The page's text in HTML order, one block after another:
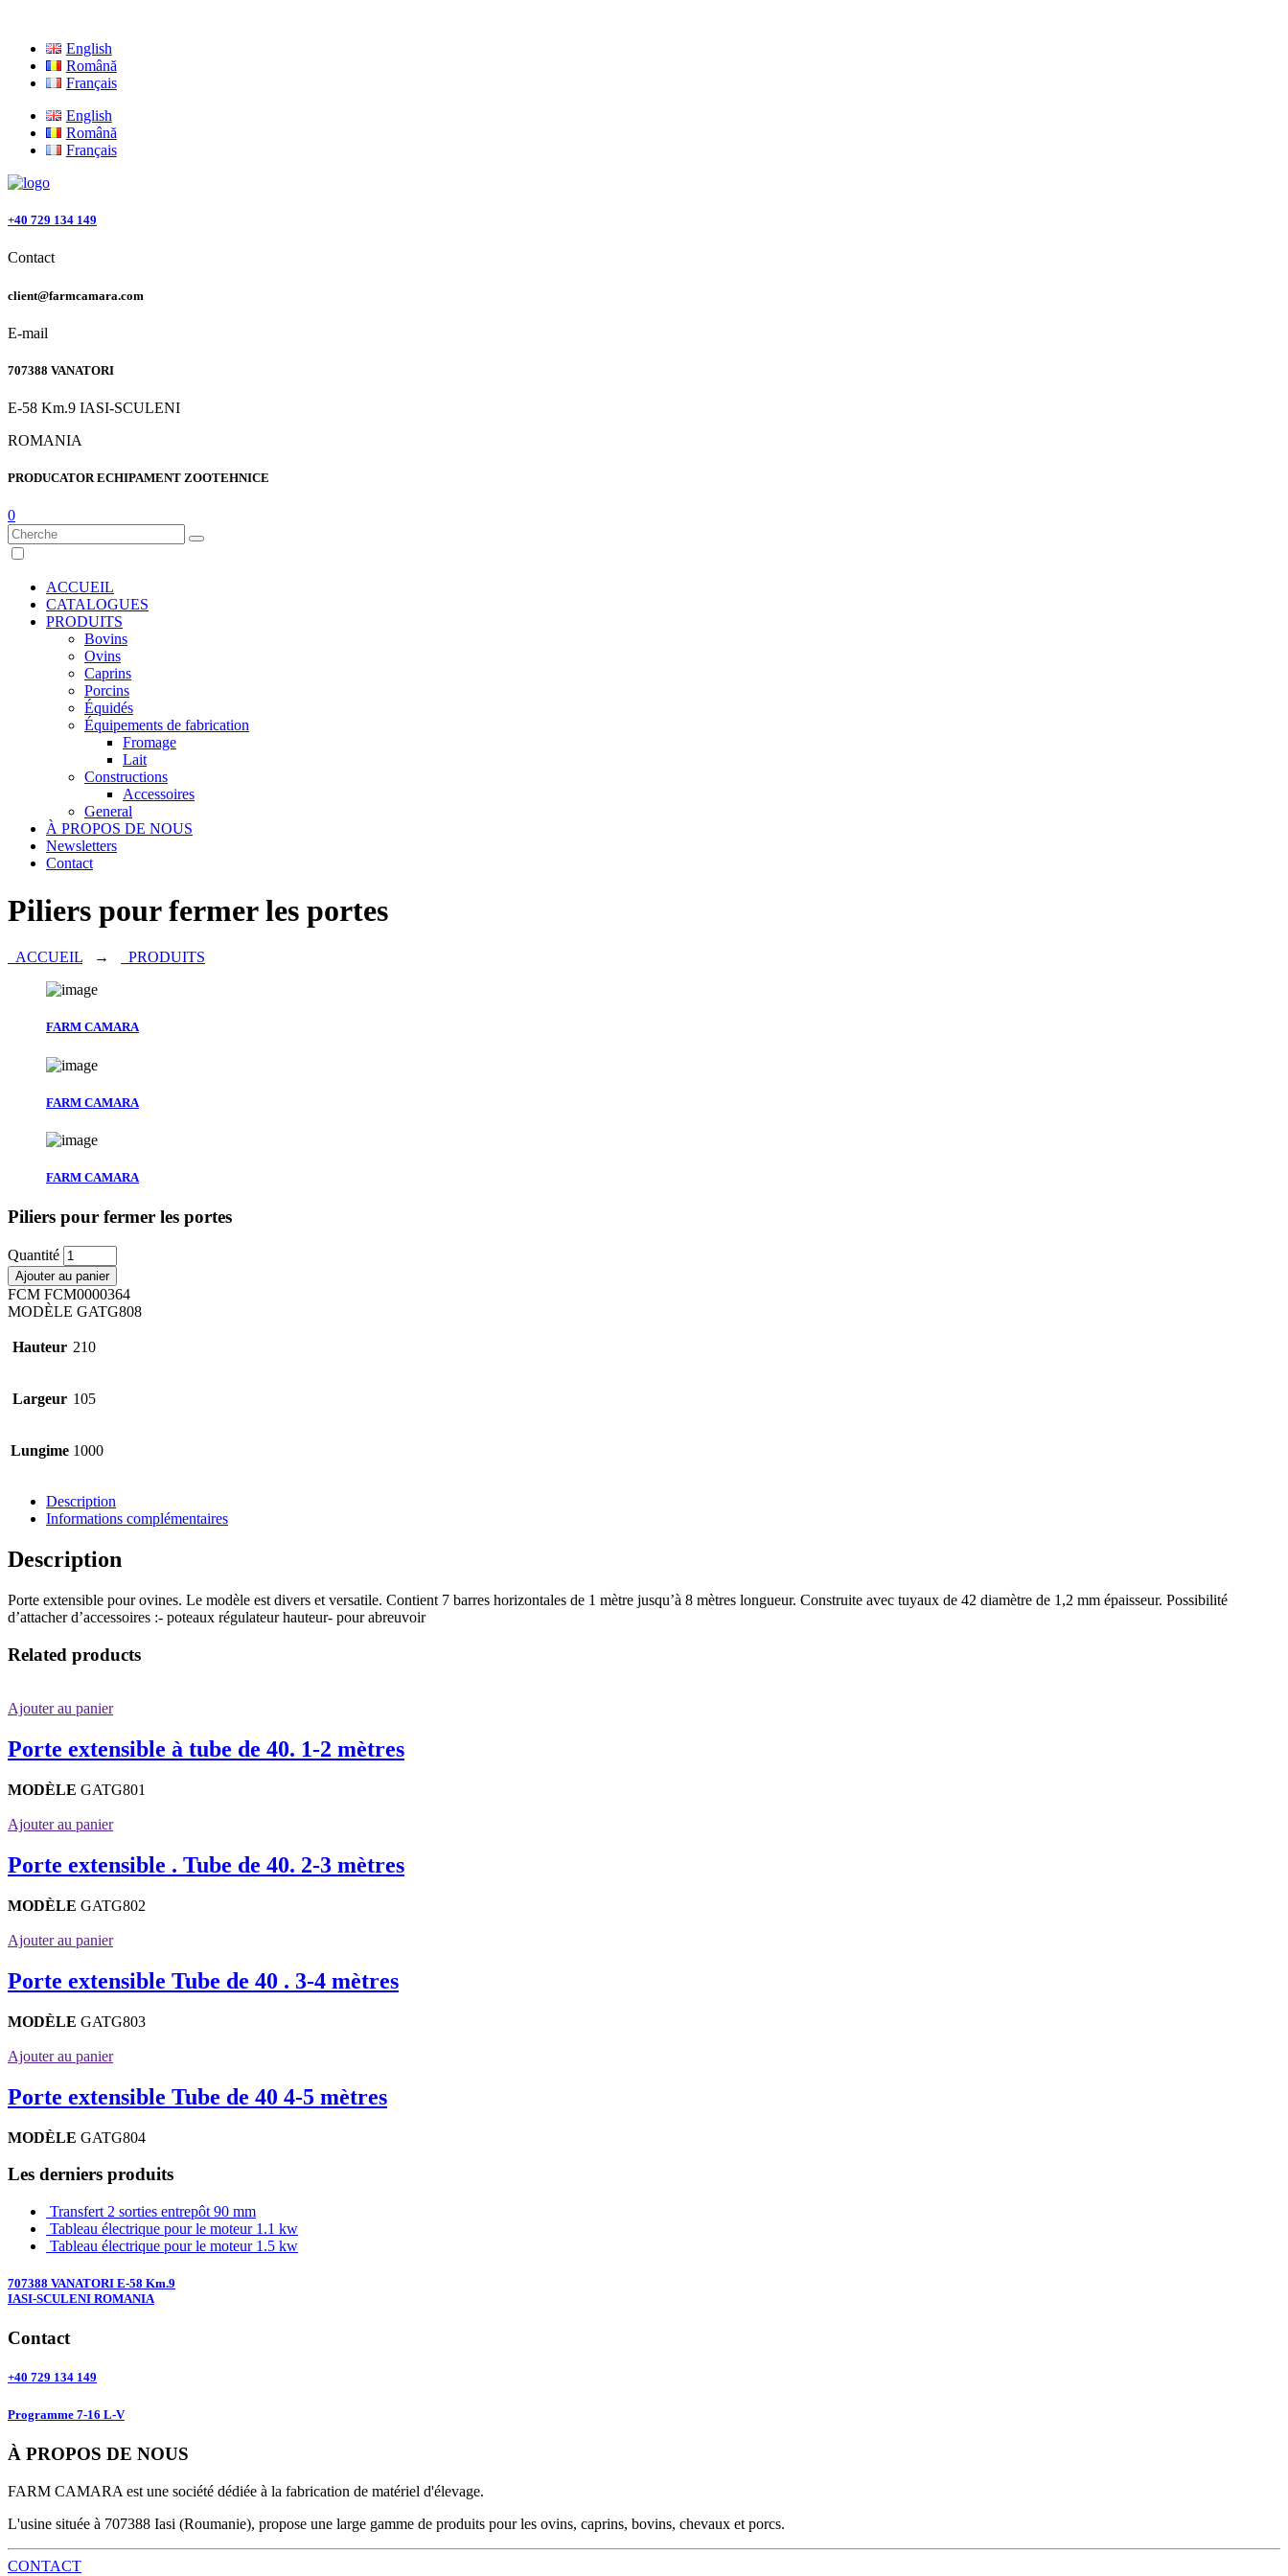
English
Română
Français
English
Română
Français
+40 729 134 149
Contact
client@farmcamara.com
E-mail
707388 VANATORI
E-58 Km.9 IASI-SCULENI
ROMANIA
PRODUCATOR ECHIPAMENT ZOOTEHNICE
0
ACCUEIL
CATALOGUES
PRODUITS
Bovins
Ovins
Caprins
Porcins
Équidés
Équipements de fabrication
Fromage
Lait
Constructions
Accessoires
General
À PROPOS DE NOUS
Newsletters
Contact
Piliers pour fermer les portes
ACCUEIL → PRODUITS
FARM CAMARA
FARM CAMARA
FARM CAMARA
Piliers pour fermer les portes
Quantité
Ajouter au panier
FCM FCM0000364
MODÈLE GATG808
Hauteur 210
Largeur 105
Lungime 1000
Description
Informations complémentaires
Description
Porte extensible pour ovines. Le modèle est divers et versatile. Contient 7 barres horizontales de 1 mètre jusqu’à 8 mètres longueur. Construite avec tuyaux de 42 diamètre de 1,2 mm épaisseur. Possibilité
d’attacher d’accessoires :- poteaux régulateur hauteur- pour abreuvoir
Related products
Ajouter au panier
Porte extensible à tube de 40. 1-2 mètres
MODÈLE GATG801
Ajouter au panier
Porte extensible . Tube de 40. 2-3 mètres
MODÈLE GATG802
Ajouter au panier
Porte extensible Tube de 40 . 3-4 mètres
MODÈLE GATG803
Ajouter au panier
Porte extensible Tube de 40 4-5 mètres
MODÈLE GATG804
Les derniers produits
Transfert 2 sorties entrepôt 90 mm
Tableau électrique pour le moteur 1.1 kw
Tableau électrique pour le moteur 1.5 kw
707388 VANATORI E-58 Km.9
IASI-SCULENI ROMANIA
Contact
+40 729 134 149
Programme 7-16 L-V
À PROPOS DE NOUS
FARM CAMARA est une société dédiée à la fabrication de matériel d'élevage.
L'usine située à 707388 Iasi (Roumanie), propose une large gamme de produits pour les ovins, caprins, bovins, chevaux et porcs.
CONTACT